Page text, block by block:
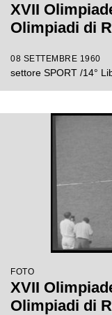
XVII
Olimpiadi di
08 SETTEMBRE 1960
settore SPORT /14°
FOTO
XVII
Olimpiadi di